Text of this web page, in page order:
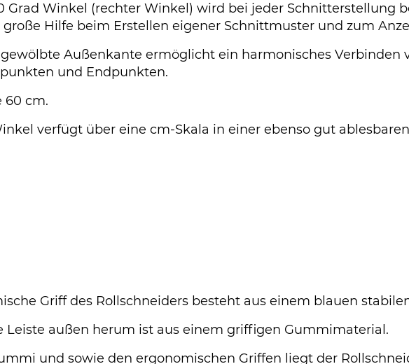
Grad Winkel (rechter Winkel) wird bei jeder Schnitterstellung
große Hilfe beim Erstellen eigener Schnittmuster und zum
gewölbte Außenkante ermöglicht ein harmonisches Verbinden
und Endpunkten.
60 cm.
verfügt über eine cm-Skala in einer ebenso gut
Griff des Rollschneiders besteht aus einem blauen
Leiste außen herum ist aus einem griffigen Gummimaterial.
und sowie den ergonomischen Griffen liegt der